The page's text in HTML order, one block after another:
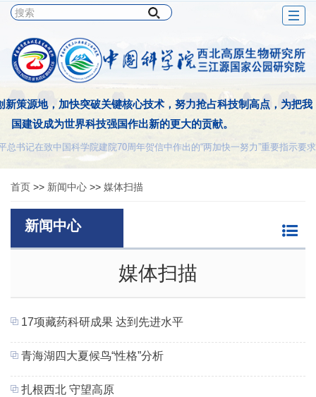
新策源地，加快突破关键核心技术，努力抢占科技制高点，为把我
国建设成为世界科技强国作出新的更大的贡献。
书记在致中国科学院建院70周年贺信中作出的“两加快一努力”重要指示要求
首页 >> 新闻中心 >> 媒体扫描
新闻中心
媒体扫描
17项藏药科研成果 达到先进水平
青海湖四大夏候鸟“性格”分析
扎根西北 守望高原